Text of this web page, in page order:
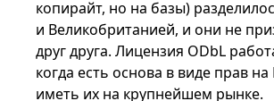
копирайт, но на базы)
и Великобританией, и они не
друг друга. Лицензия ODbL
когда есть основа в виде прав
иметь их на крупнейшем рынке.